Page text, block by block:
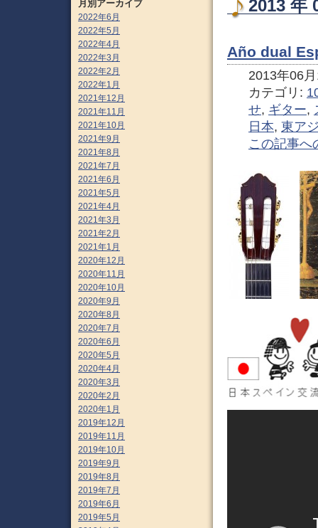
2013 年
Año dual
2013年06
カテゴリ:
せ, ギター,
日本, 東ア
この記事へ
月別アーカイブ
2022年6月
2022年5月
2022年4月
2022年3月
2022年2月
2022年1月
2021年12月
2021年11月
2021年10月
2021年9月
2021年8月
2021年7月
2021年6月
2021年5月
2021年4月
2021年3月
2021年2月
2021年1月
2020年12月
2020年11月
2020年10月
2020年9月
2020年8月
2020年7月
2020年6月
2020年5月
2020年4月
2020年3月
2020年2月
2020年1月
2019年12月
2019年11月
2019年10月
2019年9月
2019年8月
2019年7月
2019年6月
2019年5月